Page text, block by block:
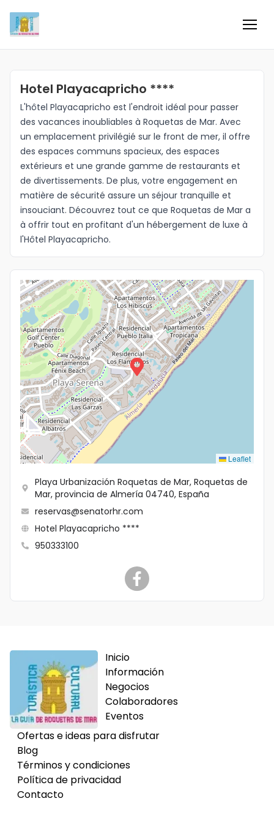
Información
Negocios
Colaboradores
Blog
Eventos
Idioma
Hotel Playacapricho ****
L'hôtel Playacapricho est l'endroit idéal pour passer
des vacances inoubliables à Roquetas de Mar. Avec
un emplacement privilégié sur le front de mer, il offre
des espaces communs spacieux, des espaces
extérieurs et une grande gamme de restaurants et
de divertissements. De plus, votre engagement en
matière de sécurité assure un séjour tranquille et
insouciant. Découvrez tout ce que Roquetas de Mar a
à offrir tout en profitant d'un hébergement de luxe à
l'Hôtel Playacapricho.
Leaflet
Playa Urbanización Roquetas de Mar, Roquetas de
Mar, provincia de Almería 04740, España
reservas@senatorhr.com
Hotel Playacapricho ****
950333100
Inicio
Información
Negocios
Colaboradores
Eventos
Ofertas e ideas para disfrutar
Blog
Términos y condiciones
Política de privacidad
Contacto